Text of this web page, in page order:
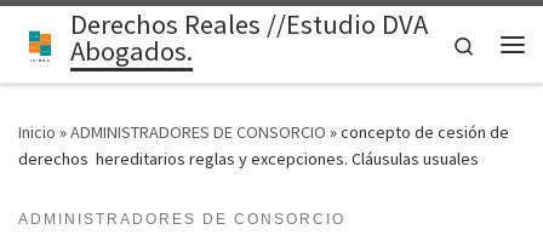
Saltar al contenido
Derechos Reales //Estudio DVA
Abogados.
Search
Inicio »ADMINISTRADORES DE CONSORCIO »concepto de cesión de
derechos hereditarios reglas y excepciones. Cláusulas usuales
ADMINISTRADORES DE CONSORCIO